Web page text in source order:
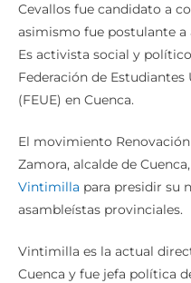
Cevallos fue candidato a
asimismo fue postulante a
Es activista social y
Federación de
(FEUE) en Cuenca.
El movimiento
Zamora, alcalde de
Vintimilla para presidir su
asambleístas provinciales.
Vintimilla es la actual
Cuenca y fue jefa política